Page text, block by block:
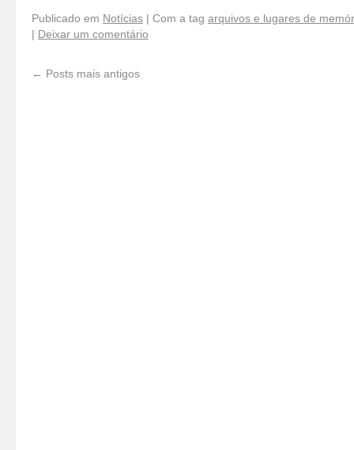
Publicado em Notícias | Com a tag arquivos e lugares de
| Deixar um comentário
← Posts mais antigos